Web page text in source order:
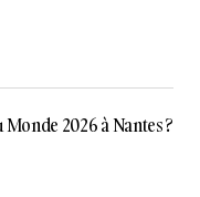
2026 à Nantes ?